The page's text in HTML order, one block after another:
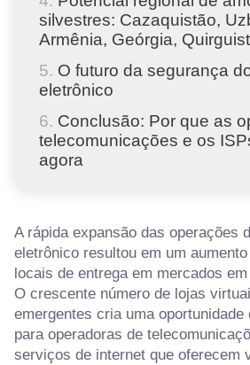
silvestres: Cazaquistão,
Armênia, Geórgia,
O futuro da segurança
eletrônico
Conclusão: Por que as
telecomunicações e os
agora
A rápida expansão das operações
eletrônico resultou em um
locais de entrega em mercados
O crescente número de lojas
emergentes cria uma oportunidade
para operadoras de
serviços de internet que oferecem